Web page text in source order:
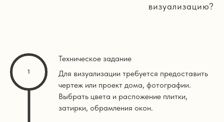
визуализацию?
Техническое задание
Для визуализации требуется предоставить
чертеж или проект дома, фотографии.
Выбрать цвета и распожение плитки,
затирки, обрамления окон.